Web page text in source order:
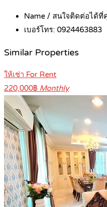
Name / สนใจติดต่อได้ที่
เบอร์โทร: 0924463883
Similar Properties
ให้เช่า For Rent
220,000฿ Monthly